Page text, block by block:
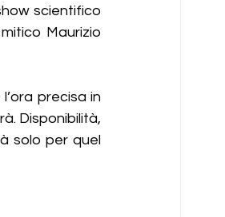
scientifico
Maurizio
precisa in
Disponibilità,
solo per quel